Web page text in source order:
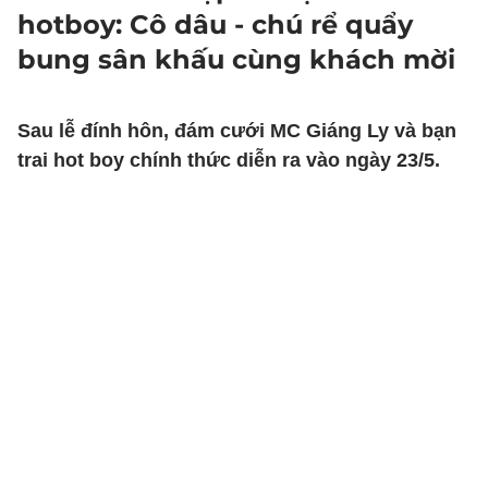
hotboy: Cô dâu - chú rể quẩy
bung sân khấu cùng khách mời
Sau lễ đính hôn, đám cưới MC Giáng Ly và bạn
trai hot boy chính thức diễn ra vào ngày 23/5.